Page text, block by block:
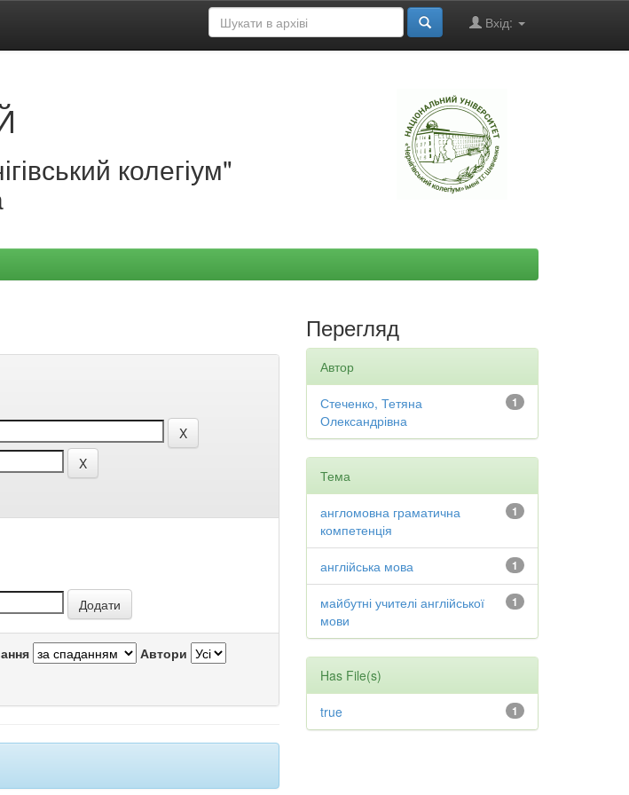
Вхід:
колегіум"
Автори
Перегляд
Автор
1
Стеченко, Тетяна
Олександрівна
Тема
1
англомовна граматична
компетенція
1
англійська мова
1
майбутні учителі англійської
мови
Has File(s)
1
true